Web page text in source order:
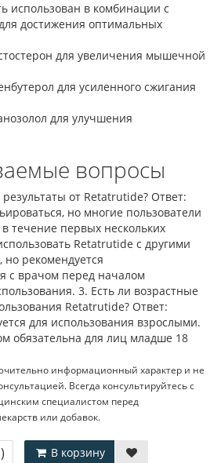
использован в комбинации с
достижения оптимальных
для увеличения мышечной
для усиленного сжигания
для улучшения
вопросы
от Retatrutide? Ответ:
но многие пользователи
течение первых нескольких
Retatrutide с другими
но рекомендуется
с врачом перед началом
3. Есть ли возрастные
Retatrutide? Ответ:
для использования взрослыми.
обязательна для лиц младше 18
информационный характер и не
Всегда консультируйтесь с
специалистом перед
или добавок.
В корзину